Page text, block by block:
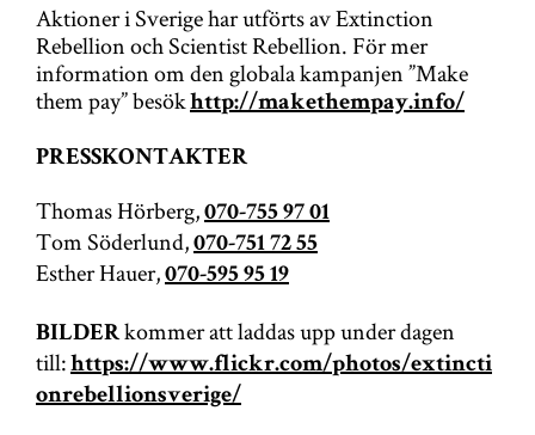
Aktioner i Sverige har utförts av Extinction
Rebellion och Scientist Rebellion. För mer
information om den globala kampanjen ”Make
them pay” besökhttp://makethempay.info/
PRESSKONTAKTER
Thomas Hörberg, 070-755 97 01
Tom Söderlund, 070-751 72 55
Esther Hauer, 070-595 95 19
BILDERkommer att laddas upp under dagen
till: https://www.flickr.com/photos/extincti
onrebellionsverige/